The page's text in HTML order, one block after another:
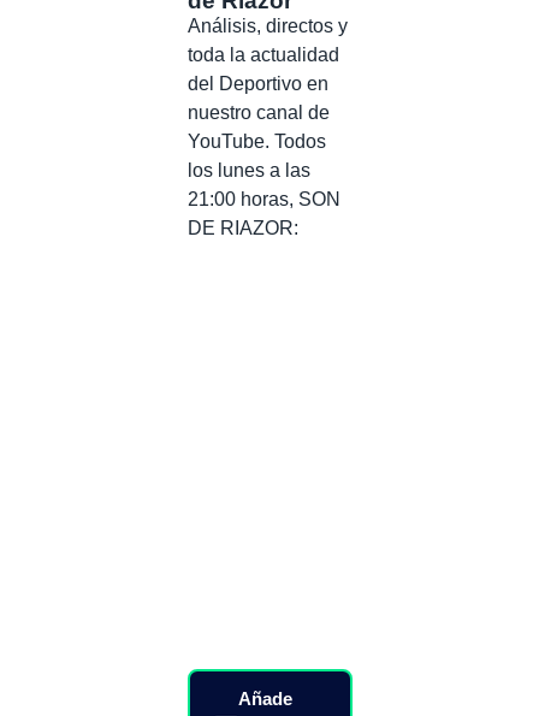
Análisis, directos y
toda la actualidad
del Deportivo en
nuestro canal de
YouTube. Todos
los lunes a las
21:00 horas, SON
DE RIAZOR:
Añade